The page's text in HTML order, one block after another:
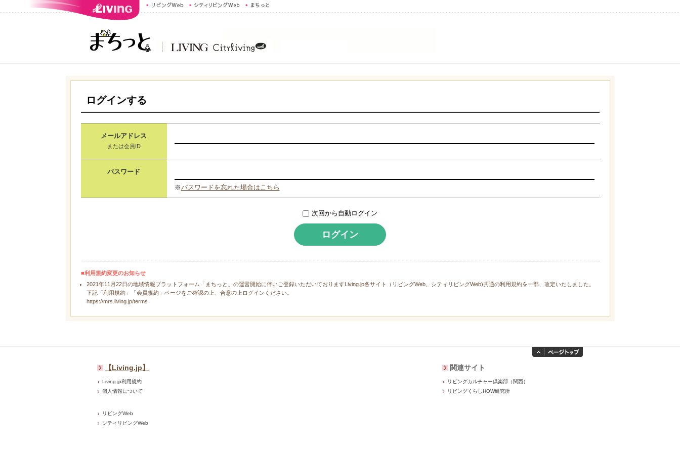
ログインする
メールアドレス
または会員ID
パスワード
※パスワードを忘れた場合はこちら
次回から自動ログイン
ログイン
■利用規約変更のお知らせ
2021年11月22日の地域情報プラットフォーム「まちっと」の運営開始に伴いご登録いただいておりますLiving.jp各サイト（リビングWeb、シティリビングWeb)共通の利用規約を一部、改定いたしました。
下記「利用規約」「会員規約」ページをご確認の上、合意の上ログインください。
https://mrs.living.jp/terms
【Living.jp】
Living.jp利用規約
個人情報について
リビングWeb
シティリビングWeb
関連サイト
リビングカルチャー倶楽部（関西）
リビングくらしHOW研究所